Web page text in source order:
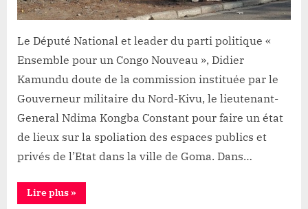
»
la
commission
instituée
le
Gouverneur
militaire
Le Député National et leader du parti politique «
Ensemble pour un Congo Nouveau », Didier
Kamundu doute de la commission instituée par le
Gouverneur militaire du Nord-Kivu, le lieutenant-
General Ndima Kongba Constant pour faire un état
de lieux sur la spoliation des espaces publics et
privés de l’Etat dans la ville de Goma. Dans…
Lire plus“Spoliation
des
»